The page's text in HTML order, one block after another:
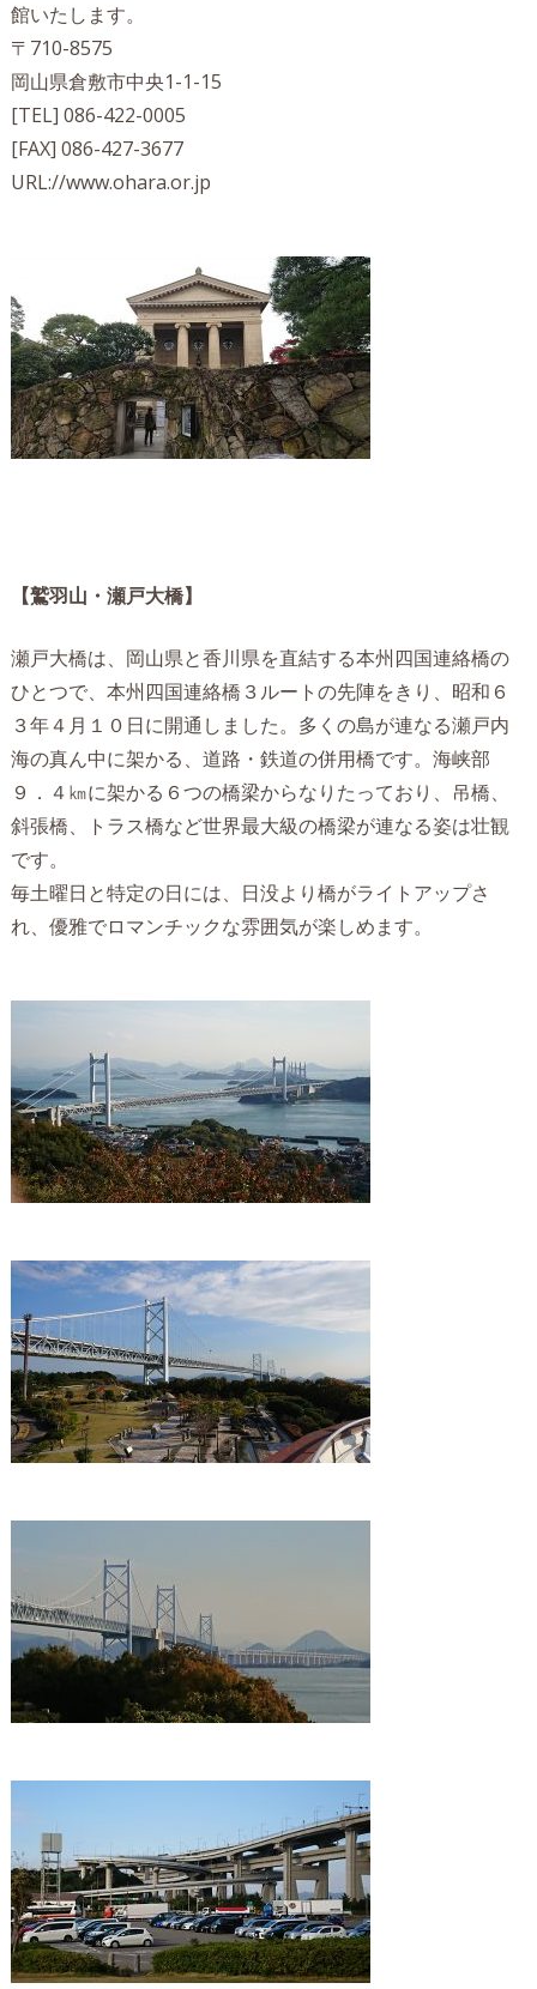
館いたします。
〒710-8575
岡山県倉敷市中央1-1-15
[TEL] 086-422-0005
[FAX] 086-427-3677
URL://www.ohara.or.jp
【鷲羽山・瀬戸大橋】
瀬戸大橋は、岡山県と香川県を直結する本州四国連絡橋の
ひとつで、本州四国連絡橋３ルートの先陣をきり、昭和６
３年４月１０日に開通しました。多くの島が連なる瀬戸内
海の真ん中に架かる、道路・鉄道の併用橋です。海峡部
９．４㎞に架かる６つの橋梁からなりたっており、吊橋、
斜張橋、トラス橋など世界最大級の橋梁が連なる姿は壮観
です。
毎土曜日と特定の日には、日没より橋がライトアップさ
れ、優雅でロマンチックな雰囲気が楽しめます。